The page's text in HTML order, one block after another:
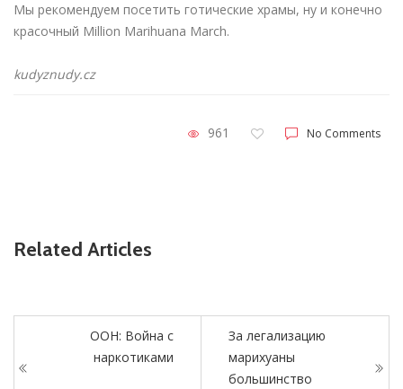
Мы рекомендуем посетить готические храмы, ну и конечно
красочный Million Marihuana March.
kudyznudy.cz
961 No Comments
Related Articles
ООН: Война с
наркотиками
За легализацию
марихуаны
большинство